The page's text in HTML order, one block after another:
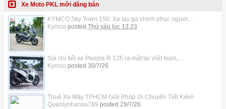
Xe Moto PKL mới đăng bán
KYMCO Sky Town 150: Xe tay ga chinh phục người...
Kymco posted Thứ sáu lúc 13:23
Soi chi tiết xe People R 125 ra mắt tại Việt Nam,...
Kymco posted 30/7/26
Thuê Xe Máy TPHCM Giải Pháp Di Chuyển Tiết Kiệm
Quanlynhansu789 posted 29/7/26